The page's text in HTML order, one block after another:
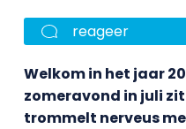
reageer
Welkom in het jaar
zomeravond in juli
trommelt nerveus